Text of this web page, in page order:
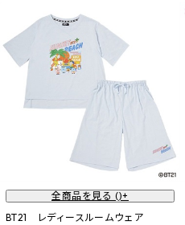
全商品を見る ()+
BT21 レディースルームウェア